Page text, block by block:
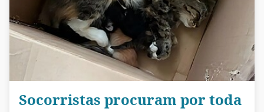
Socorristas procuram por toda